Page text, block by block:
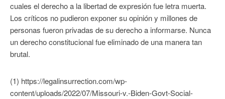
cuales el derecho a la libertad de expresión fue letra muerta.
Los críticos no pudieron exponer su opinión y millones de
personas fueron privadas de su derecho a informarse. Nunca
un derecho constitucional fue eliminado de una manera tan
brutal.
(1) https://legalinsurrection.com/wp-
content/uploads/2022/07/Missouri-v.-Biden-Govt-Social-